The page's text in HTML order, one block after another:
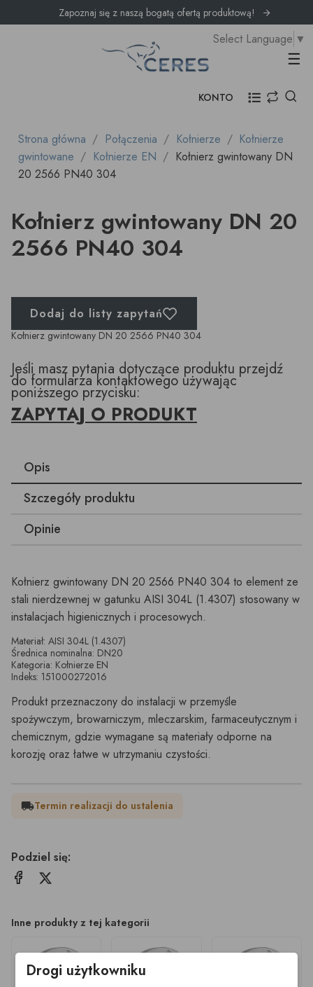
Zapoznaj się z naszą bogatą ofertą produktową!
☰
Select Language ▼
KONTO
Strona główna Połączenia Kołnierze
Kołnierze
gwintowane
Kołnierze EN
Kołnierz gwintowany DN
20 2566 PN40 304
Kołnierz gwintowany DN 20
2566 PN40 304
Dodaj do listy zapytań
Kołnierz gwintowany DN 20 2566 PN40 304
Jeśli masz pytania dotyczące produktu przejdź
do formularza kontaktowego używając
poniższego przycisku:
ZAPYTAJ O PRODUKT
Opis
Szczegóły produktu
Opinie
Kołnierz gwintowany DN 20 2566 PN40 304 to element ze
stali nierdzewnej w gatunku AISI 304L (1.4307) stosowany w
instalacjach higienicznych i procesowych.
Materiał: AISI 304L (1.4307)
Średnica nominalna: DN20
Kategoria: Kołnierze EN
Indeks: 151000272016
Produkt przeznaczony do instalacji w przemyśle
spożywczym, browarniczym, mleczarskim, farmaceutycznym i
chemicznym, gdzie wymagane są materiały odporne na
korozję oraz łatwe w utrzymaniu czystości.
local_shippingTermin realizacji do ustalenia
Podziel się:
Inne produkty z tej kategorii
Drogi użytkowniku